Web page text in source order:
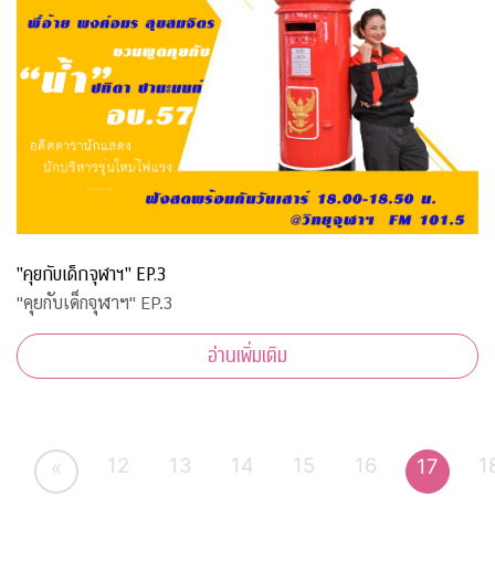
"คุยกับเด็กจุฬาฯ" EP.3
"คุยกับเด็กจุฬาฯ" EP.3
อ่านเพิ่มเติม
« 12 13 14 15 16 17